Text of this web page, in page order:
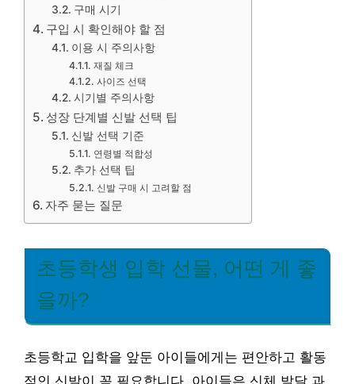
구매 시기
구입 시 확인해야 할 점
이용 시 주의사항
재질 체크
사이즈 선택
시기별 주의사항
성장 단계별 신발 선택 팁
신발 선택 기준
연령별 적합성
추가 선택 팁
신발 구매 시 고려할 점
자주 묻는 질문
초등학생 입학 선물, 어떤 게 좋
을까?
초등학교 입학을 앞둔 아이들에게는 편안하고 활동
적인 신발이 꼭 필요합니다. 아이들은 신체 발달 과